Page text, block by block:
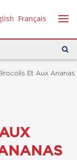
Français
Et Aux Ananas